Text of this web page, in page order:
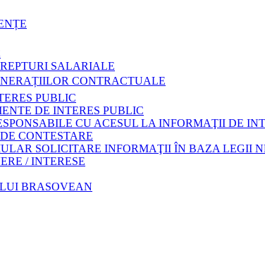
SALARIALE
CONTRACTUALE
PUBLIC
DE INTERES PUBLIC
CU ACESUL LA INFORMAŢII DE
CONTESTARE
SOLICITARE INFORMAŢII ÎN BAZA LEGII
/ INTERESE
BRASOVEAN